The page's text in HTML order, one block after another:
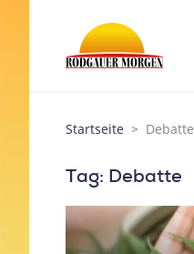
Startseite Debatte
Tag: Debatte